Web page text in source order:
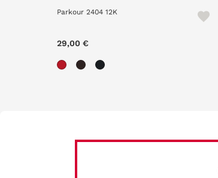
Parkour 2404 12K
29,00 €